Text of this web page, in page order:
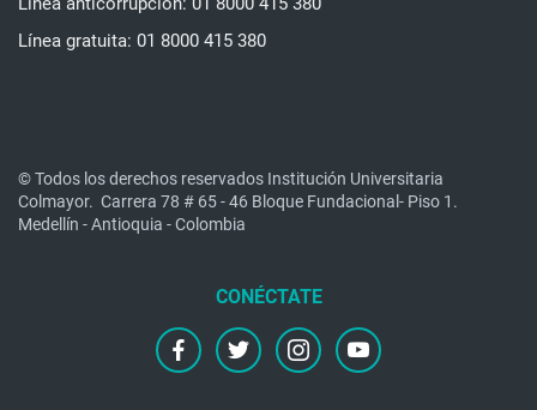
Línea gratuita: 01 8000 415 380
© Todos los derechos reservados Institución Universitaria
Colmayor. Carrera 78 # 65 - 46 Bloque Fundacional- Piso 1.
Medellín - Antioquia - Colombia